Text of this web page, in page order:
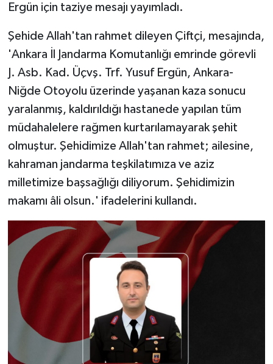
Ergün için taziye mesajı yayımladı.
Şehide Allah'tan rahmet dileyen Çiftçi, mesajında,
'Ankara İl Jandarma Komutanlığı emrinde görevli
J. Asb. Kad. Üçvş. Trf. Yusuf Ergün, Ankara-
Niğde Otoyolu üzerinde yaşanan kaza sonucu
yaralanmış, kaldırıldığı hastanede yapılan tüm
müdahalelere rağmen kurtarılamayarak şehit
olmuştur. Şehidimize Allah'tan rahmet; ailesine,
kahraman jandarma teşkilatımıza ve aziz
milletimize başsağlığı diliyorum. Şehidimizin
makamı âli olsun.' ifadelerini kullandı.